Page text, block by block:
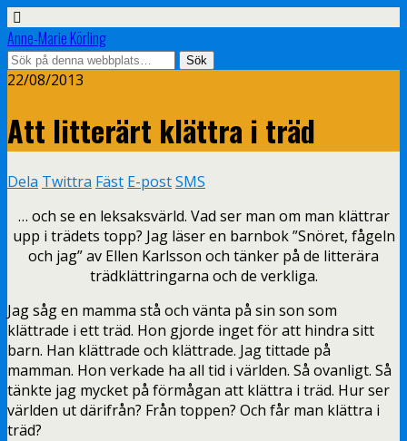
Anne-Marie Körling
22/08/2013
Att litterärt klättra i träd
Dela Twittra Fäst E-postSMS
… och se en leksaksvärld. Vad ser man om man klättrar
upp i trädets topp? Jag läser en barnbok ”Snöret, fågeln
och jag” av Ellen Karlsson och tänker på de litterära
trädklättringarna och de verkliga.
Jag såg en mamma stå och vänta på sin son som
klättrade i ett träd. Hon gjorde inget för att hindra sitt
barn. Han klättrade och klättrade. Jag tittade på
mamman. Hon verkade ha all tid i världen. Så ovanligt. Så
tänkte jag mycket på förmågan att klättra i träd. Hur ser
världen ut därifrån? Från toppen? Och får man klättra i
träd?